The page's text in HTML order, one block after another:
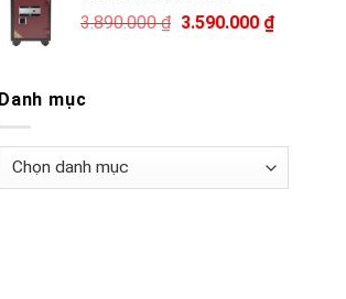
3.890.000₫ Giá
3.590.000 ₫Giá
Danh mục
Danh